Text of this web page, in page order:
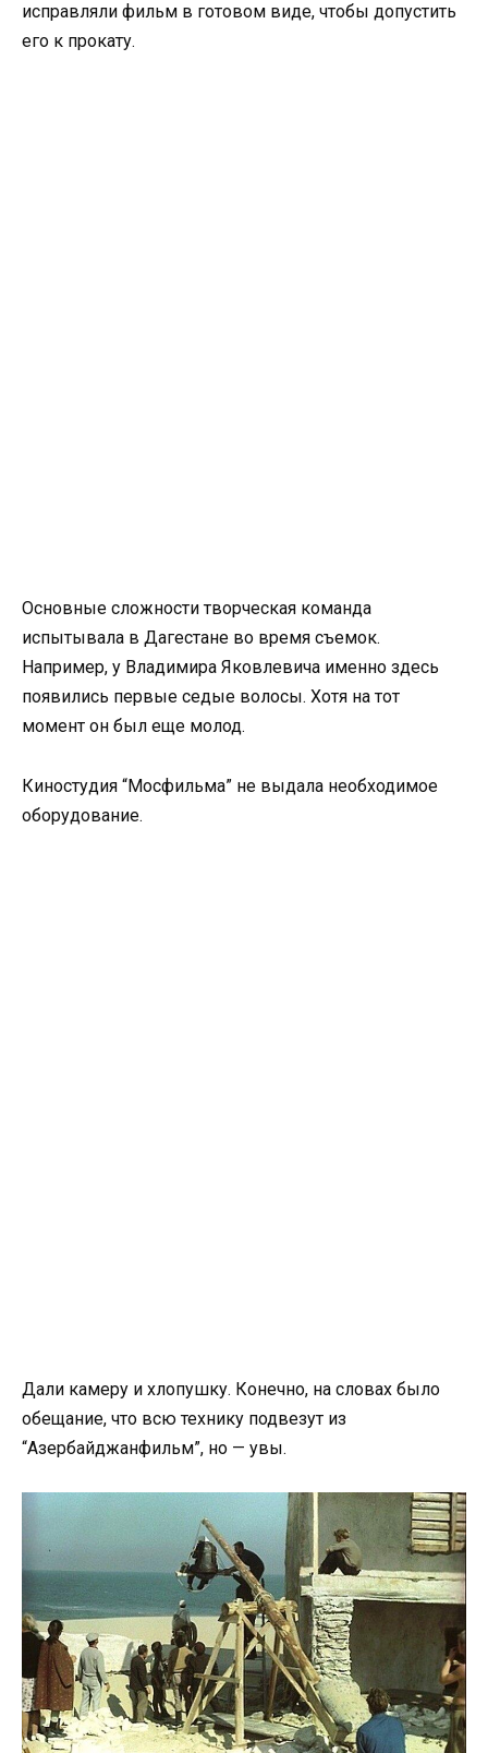
исправляли фильм в готовом виде, чтобы допустить
его к прокату.
Основные сложности творческая команда
испытывала в Дагестане во время съемок.
Например, у Владимира Яковлевича именно здесь
появились первые седые волосы. Хотя на тот
момент он был еще молод.
Киностудия “Мосфильма” не выдала необходимое
оборудование.
Дали камеру и хлопушку. Конечно, на словах было
обещание, что всю технику подвезут из
“Азербайджанфильм”, но — увы.